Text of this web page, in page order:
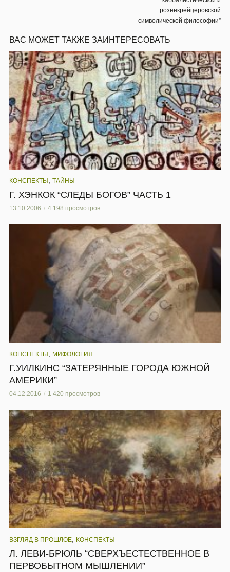
розенкрейцеровской
символической философии”
ВАС МОЖЕТ ТАКЖЕ ЗАИНТЕРЕСОВАТЬ
КОНСПЕКТЫ ТАЙНЫ
Г. ХЭНКОК “СЛЕДЫ БОГОВ” ЧАСТЬ 1
13.10.2006 4 198 просмотров
КОНСПЕКТЫ МИФОЛОГИЯ
Г.УИЛКИНС “ЗАТЕРЯННЫЕ ГОРОДА ЮЖНОЙ
АМЕРИКИ”
04.12.2016 1 420 просмотров
ВЗГЛЯД В ПРОШЛОЕ КОНСПЕКТЫ
Л. ЛЕВИ-БРЮЛЬ “СВЕРХЪЕСТЕСТВЕННОЕ В
ПЕРВОБЫТНОМ МЫШЛЕНИИ”